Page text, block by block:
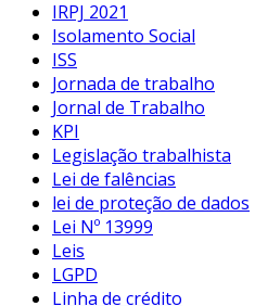
IRPJ 2021
Isolamento Social
ISS
Jornada de trabalho
Jornal de Trabalho
KPI
Legislação trabalhista
Lei de falências
lei de proteção de dados
Lei Nº 13999
Leis
LGPD
Linha de crédito